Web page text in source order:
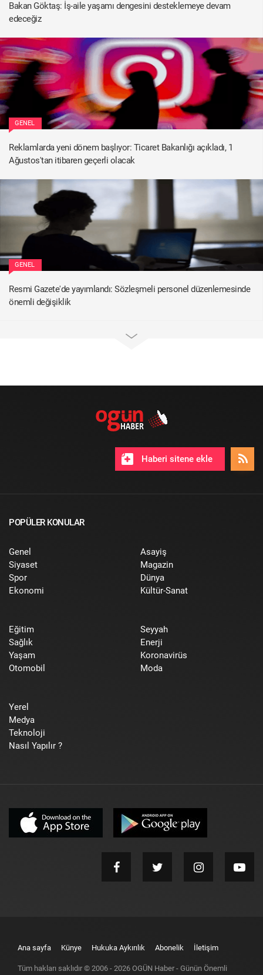
Bakan Göktaş: İş-aile yaşamı dengesini desteklemeye devam
edeceğiz
GENEL
Reklamlarda yeni dönem başlıyor: Ticaret Bakanlığı açıkladı, 1
Ağustos'tan itibaren geçerli olacak
GENEL
Resmi Gazete'de yayımlandı: Sözleşmeli personel düzenlemesinde
önemli değişiklik
Haberi sitene ekle
POPÜLER KONULAR
Genel
Siyaset
Spor
Ekonomi
Asayiş
Magazin
Dünya
Kültür-Sanat
Eğitim
Sağlık
Yaşam
Otomobil
Seyyah
Enerji
Koronavirüs
Moda
Yerel
Medya
Teknoloji
Nasıl Yapılır ?
Ana sayfa Künye Hukuka Aykırılık Abonelik İletişim
Tüm hakları saklıdır © 2006 - 2026 OGÜN Haber - Günün Önemli